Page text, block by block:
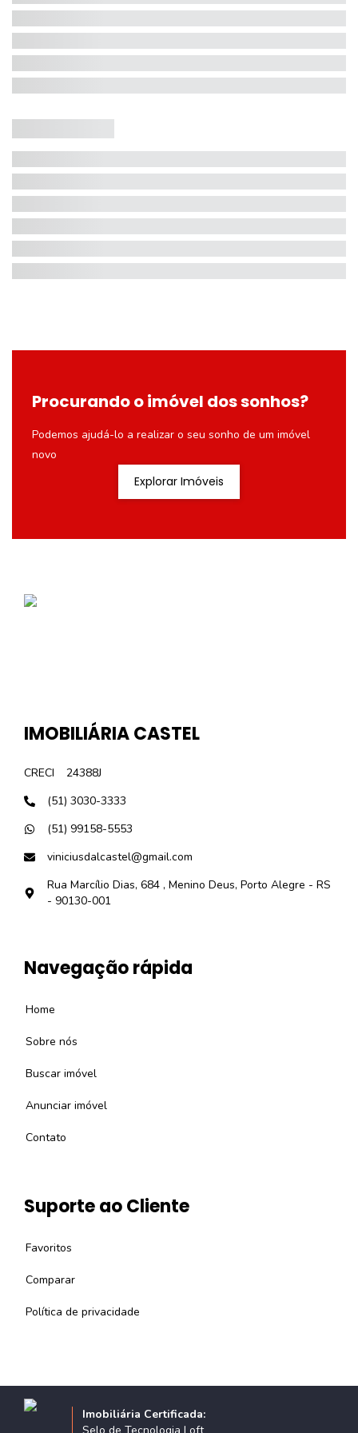
Procurando o imóvel dos sonhos?
Podemos ajudá-lo a realizar o seu sonho de um imóvel
novo
Explorar Imóveis
IMOBILIÁRIA CASTEL
CRECI
24388J
(51) 3030-3333
(51) 99158-5553
viniciusdalcastel@gmail.com
Rua Marcílio Dias, 684 , Menino Deus, Porto Alegre - RS
- 90130-001
Navegação rápida
Home
Sobre nós
Buscar imóvel
Anunciar imóvel
Contato
Suporte ao Cliente
Favoritos
Comparar
Política de privacidade
Imobiliária Certificada: